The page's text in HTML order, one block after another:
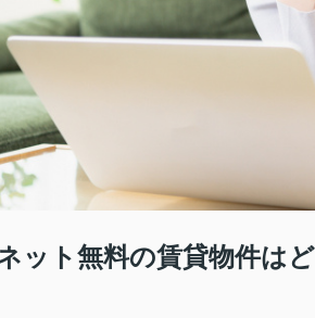
ット無料の賃貸物件は